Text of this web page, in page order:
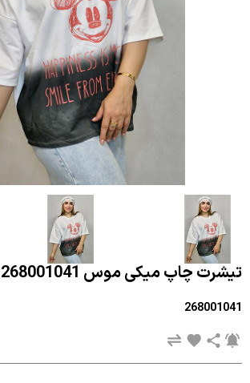
تیشرت چاپ میکی موس 268001041
268001041